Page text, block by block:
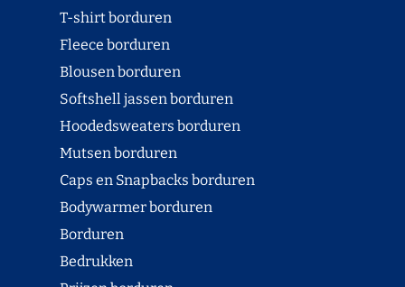
shirt borduren
borduren
borduren
jassen borduren
borduren
borduren
en Snapbacks borduren
borduren